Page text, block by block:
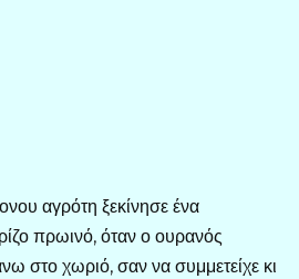
αγρότη ξεκίνησε ένα
πρωινό, όταν ο ουρανός
στο χωριό, σαν να συμμετείχε κι